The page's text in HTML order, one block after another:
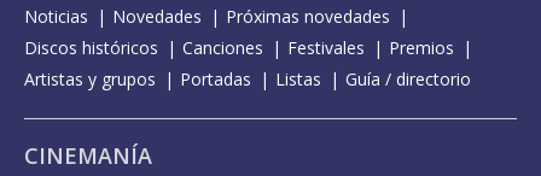
Noticias Novedades
Próximas novedades
Discos históricos
Canciones Festivales
Premios
Artistas y grupos
Portadas Listas Guía / directorio
CINEMANÍA